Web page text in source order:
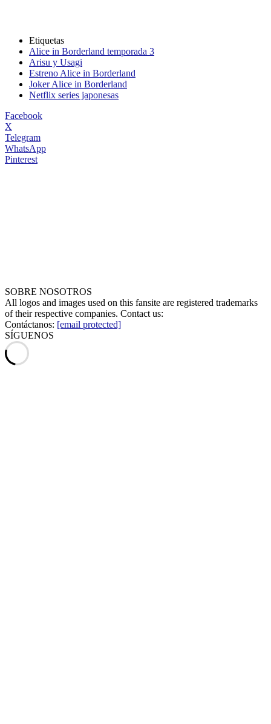
Etiquetas
Alice in Borderland temporada 3
Arisu y Usagi
Estreno Alice in Borderland
Joker Alice in Borderland
Netflix series japonesas
Facebook
X
Telegram
WhatsApp
Pinterest
SOBRE NOSOTROS
All logos and images used on this fansite are registered trademarks
of their respective companies. Contact us:
Contáctanos: [email protected]
SÍGUENOS